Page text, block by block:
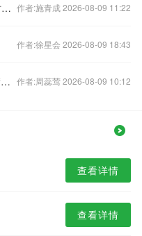
林笕汶：0.2毫秒：碳基生命的微光时刻——读邵春堡《未来人类：科技拓展无限可能》 作者:施青成 2026-08-09 11:22
作者:徐星会 2026-08-09 18:43
一家店面，两班人马：上海社区里的“拼店”生存术 作者:周蕊莺 2026-08-09 10:12
查看详情
查看详情